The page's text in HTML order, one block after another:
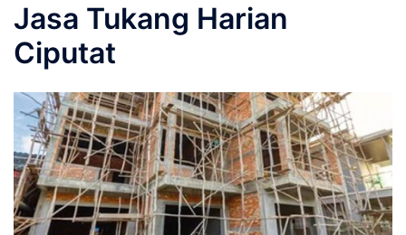
Jasa Tukang Harian
Ciputat